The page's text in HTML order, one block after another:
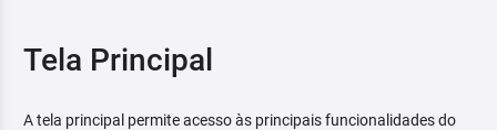
Tela Principal
A tela principal permite acesso às principais funcionalidades do